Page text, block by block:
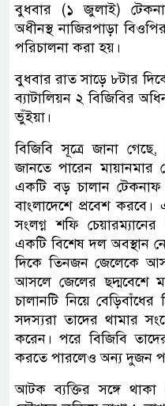
বুধবার (১ জুলাই)
অধীনস্থ নাজিরপাড়া
পরিচালনা করা হয়।
বুধবার রাত সাড়ে ৮টার
ব্যাটালিয়ন ২ বিজিবির
ভুঁইয়া।
বিজিবি সূত্রে জানা
জানতে পারেন মায়ানমার
একটি বড় চালান টেকনাফ
বাংলাদেশে প্রবেশ
সংলগ্ন শফি
একটি বিশেষ দল অবস্থান
দিকে তিনজন জেলেকে
আসলে জেলের ছদ্মবেশে
চালানটি নিয়ে
সদস্যরা তাদের থামার
করেন। পরে বিজিবি
করতে পারলেও অন্য দুজন
আটক ব্যক্তির সঙ্গে থাকা